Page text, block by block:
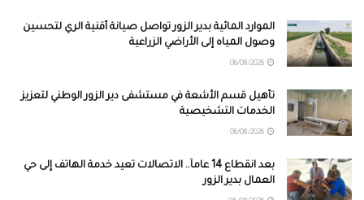
الموارد المائية بدير الزور تواصل صيانة أقنية الري لتحسين
وصول المياه إلى الأراضي الزراعية
تأهيل قسم الأشعة في مستشفى دير الزور الوطني لتعزيز
الخدمات التشخيصية
بعد انقطاع 14 عاماً.. الاتصالات تعيد خدمة الهاتف إلى حي
العمال بدير الزور